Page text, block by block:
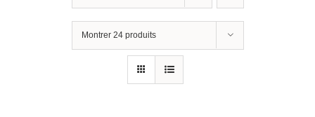
Montrer 24 produits